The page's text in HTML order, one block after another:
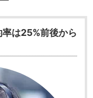
は25%前後から